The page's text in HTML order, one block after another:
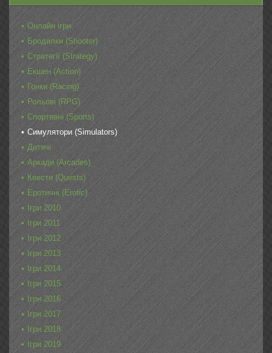
Онлайн ігри
Бродилки (Shooter)
Стратегії (Strategy)
Екшен (Action)
Гонки (Racing)
Рольові (RPG)
Спортивні (Sports)
Симулятори (Simulators)
Дитячі
Аркади (Arcades)
Квести (Quests)
Еротичні (Erotic)
Ігри 2010
Ігри 2011
Ігри 2012
Ігри 2013
Ігри 2014
Ігри 2015
Ігри 2016
Ігри 2017
Ігри 2018
Ігри 2019